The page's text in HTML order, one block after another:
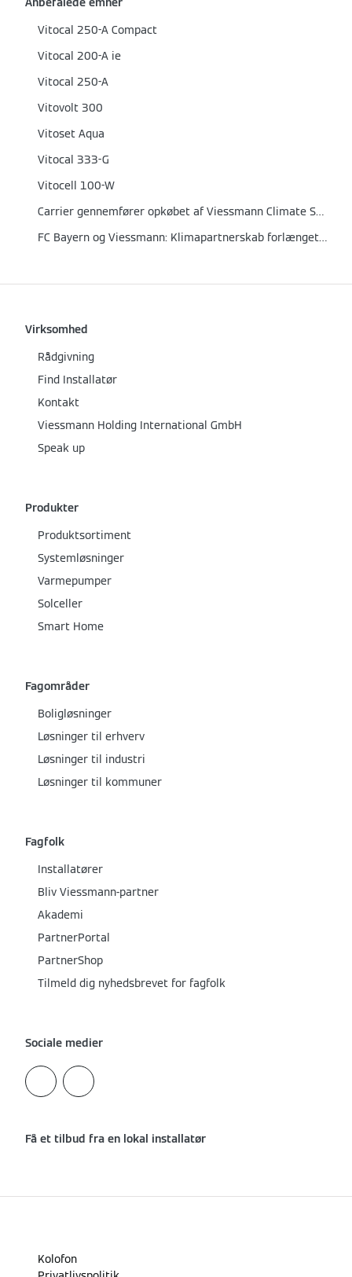
Vitocal 250-A Compact
Vitocal 200-A ie
Vitocal 250-A
Vitovolt 300
Vitoset Aqua
Vitocal 333-G
Vitocell 100-W
Carrier gennemfører opkøbet af Viessmann Climate Solutions
FC Bayern og Viessmann: Klimapartnerskab forlænget til 2026
Virksomhed
Rådgivning
Find Installatør
Kontakt
Viessmann Holding International GmbH
Speak up
Produkter
Produktsortiment
Systemløsninger
Varmepumper
Solceller
Smart Home
Fagområder
Boligløsninger
Løsninger til erhverv
Løsninger til industri
Løsninger til kommuner
Fagfolk
Installatører
Bliv Viessmann-partner
Akademi
PartnerPortal
PartnerShop
Tilmeld dig nyhedsbrevet for fagfolk
Sociale medier
Få et tilbud fra en lokal installatør
Kolofon